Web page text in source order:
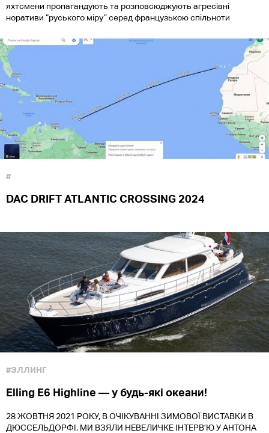
яхтсмени пропагандують та розповсюджують агресівні
норативи “руського міру” серед французькою спільноти
#
DAC DRIFT ATLANTIC CROSSING 2024
#ЭЛЛИНГ
Elling E6 Highline — у будь-які океани!
28 ЖОВТНЯ 2021 РОКУ, В ОЧІКУВАННІ ЗИМОВОЇ ВИСТАВКИ В
ДЮССЕЛЬДОРФІ, МИ ВЗЯЛИ НЕВЕЛИЧКЕ ІНТЕРВ’Ю У АНТОНА